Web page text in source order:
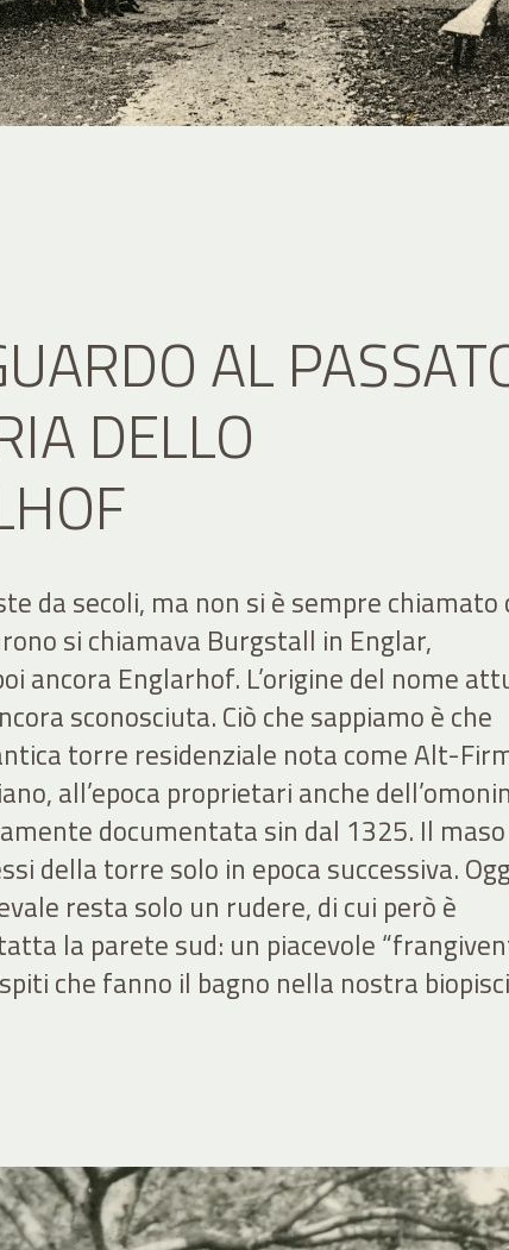
AL
DELLO
da secoli, ma non si è sempre chiamato
si chiamava Burgstall in Englar,
ancora Englarhof. L’origine del nome
sconosciuta. Ciò che sappiamo è che
torre residenziale nota come Alt-
all’epoca proprietari anche
documentata sin dal 1325. Il
della torre solo in epoca successiva.
resta solo un rudere, di cui però è
la parete sud: un piacevole
che fanno il bagno nella nostra